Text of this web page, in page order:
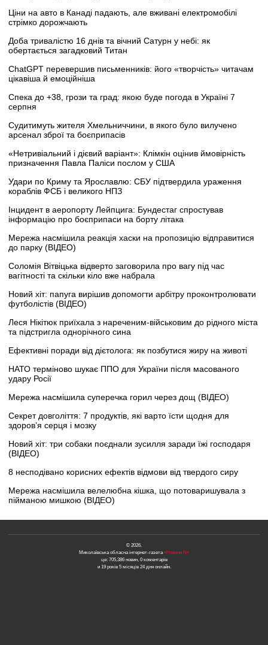
Ціни на авто в Канаді падають, але вживані електромобілі
стрімко дорожчають
Доба тривалістю 16 днів та вічний Сатурн у небі: як
обертається загадковий Титан
ChatGPT перевершив письменників: його «творчість» читачам
цікавіша й емоційніша
Спека до +38, грози та град: якою буде погода в Україні 7
серпня
Судитимуть жителя Хмельниччини, в якого було вилучено
арсенал зброї та боєприпасів
«Нетривіальний і дієвий варіант»: Клімкін оцінив ймовірність
призначення Павла Паліси послом у США
Удари по Криму та Ярославлю: СБУ підтвердила ураження
кораблів ФСБ і великого НПЗ
Інцидент в аеропорту Лейпцига: Бундестаг спростував
інформацію про боєприпаси на борту літака
Мережа насмішила реакція хаски на пропозицію відправитися
до парку (ВІДЕО)
Соломія Вітвіцька відверто заговорила про вагу під час
вагітності та скільки кіло вже набрала
Новий хіт: папуга вирішив допомогти арбітру проконтролювати
футболістів (ВІДЕО)
Леся Нікітюк приїхала з нареченим-військовим до рідного міста
та підстригла однорічного сина
Ефективні поради від дієтолога: як позбутися жиру на животі
НАТО терміново шукає ППО для України після масованого
удару Росії
Мережа насмішила суперечка горил через дощ (ВІДЕО)
Секрет довголіття: 7 продуктів, які варто їсти щодня для
здоров’я серця і мозку
Новий хіт: три собаки поєднали зусилля заради їжі господаря
(ВІДЕО)
8 несподівано корисних ефектів відмови від твердого сиру
Мережа насмішила велелюбна кішка, що потоваришувала з
пійманою мишкою (ВІДЕО)
© 2026.
Миколаївська обласна інтернет-газета«Новини N»
це: 705,386 новин, 0 коментарів
и 19 років 5 місяців 24 дня онлайн.